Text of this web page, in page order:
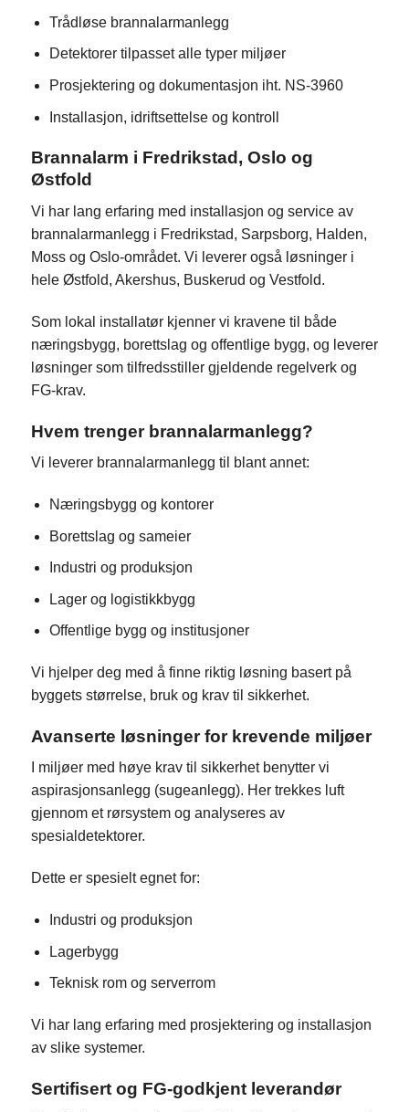
Trådløse brannalarmanlegg
Detektorer tilpasset alle typer miljøer
Prosjektering og dokumentasjon iht. NS-3960
Installasjon, idriftsettelse og kontroll
Brannalarm i Fredrikstad, Oslo og
Østfold
Vi har lang erfaring med installasjon og service av
brannalarmanlegg i Fredrikstad, Sarpsborg, Halden,
Moss og Oslo-området. Vi leverer også løsninger i
hele Østfold, Akershus, Buskerud og Vestfold.
Som lokal installatør kjenner vi kravene til både
næringsbygg, borettslag og offentlige bygg, og leverer
løsninger som tilfredsstiller gjeldende regelverk og
FG-krav.
Hvem trenger brannalarmanlegg?
Vi leverer brannalarmanlegg til blant annet:
Næringsbygg og kontorer
Borettslag og sameier
Industri og produksjon
Lager og logistikkbygg
Offentlige bygg og institusjoner
Vi hjelper deg med å finne riktig løsning basert på
byggets størrelse, bruk og krav til sikkerhet.
Avanserte løsninger for krevende miljøer
I miljøer med høye krav til sikkerhet benytter vi
aspirasjonsanlegg (sugeanlegg). Her trekkes luft
gjennom et rørsystem og analyseres av
spesialdetektorer.
Dette er spesielt egnet for:
Industri og produksjon
Lagerbygg
Teknisk rom og serverrom
Vi har lang erfaring med prosjektering og installasjon
av slike systemer.
Sertifisert og FG-godkjent leverandør